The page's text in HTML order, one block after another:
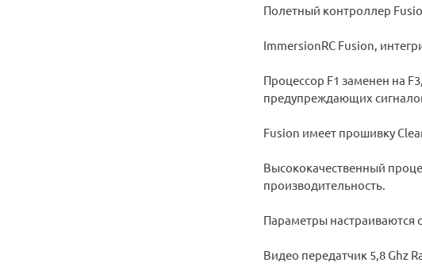
Полетный контроллер
ImmersionRC Fusion,
Процессор F1 заменен на
предупреждающих
Fusion имеет прошивку
Высококачественный
производительность.
Параметры настраиваются
Видео передатчик 5,8 Ghz